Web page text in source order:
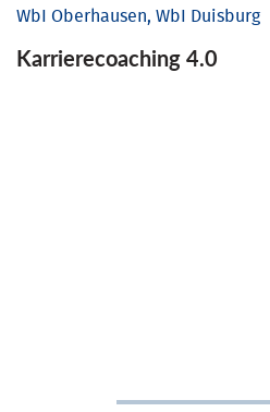
WbI Oberhausen, WbI Duisburg
Karriere­coaching 4.0